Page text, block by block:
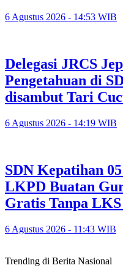
6 Agustus 2026 - 14:53 WIB
Delegasi JRCS
Pengetahuan di
disambut Tari
6 Agustus 2026 - 14:19 WIB
SDN Kepatihan
LKPD Buatan
Gratis Tanpa
6 Agustus 2026 - 11:43 WIB
Trending di Berita Nasional